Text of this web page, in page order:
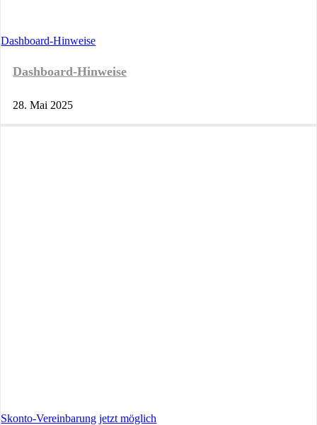
Dashboard-Hinweise
Dashboard-Hinweise
28. Mai 2025
Skonto-Vereinbarung jetzt möglich